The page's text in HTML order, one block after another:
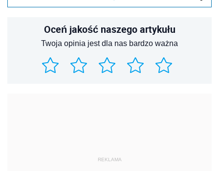
Oceń jakość naszego artykułu
Twoja opinia jest dla nas bardzo ważna
REKLAMA